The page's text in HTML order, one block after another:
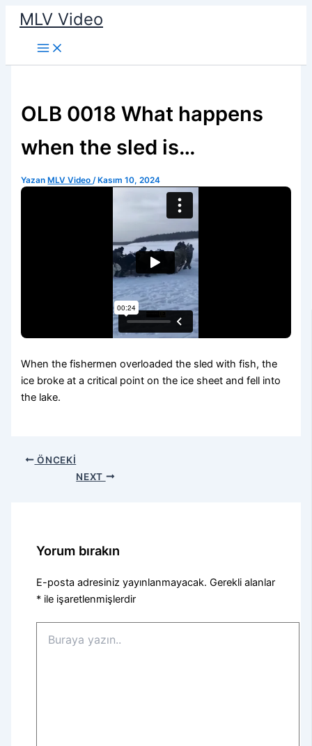
İçeriğe
atla
MLV Video
OLB 0018 What happens
when the sled is
overloaded
Yazan MLV Video/ Kasım 10, 2024
When the fishermen overloaded the sled with fish, the
ice broke at a critical point on the ice sheet and fell into
the lake.
ÖNCEKI
NEXT
Yorum bırakın
E-posta adresiniz yayınlanmayacak. Gerekli alanlar
* ile işaretlenmişlerdir
yazın..